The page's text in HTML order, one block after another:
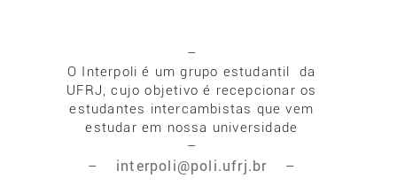
–
O Interpoli é um grupo estudantil da
UFRJ, cujo objetivo é recepcionar os
estudantes intercambistas que vem
estudar em nossa universidade
–
– interpoli@poli.ufrj.br –